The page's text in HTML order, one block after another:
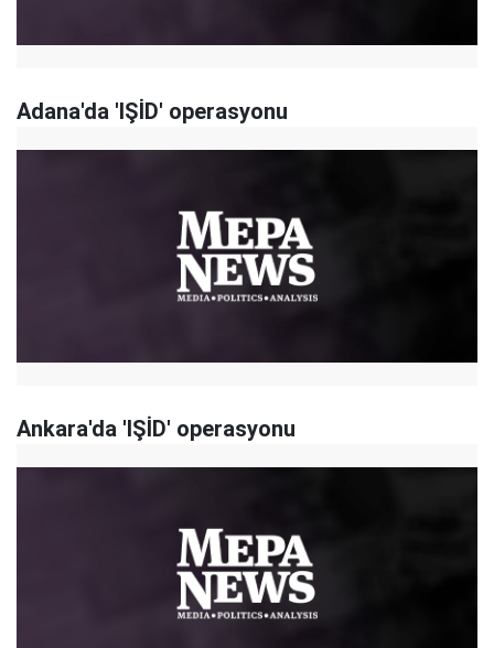
Adana'da 'IŞİD' operasyonu
Ankara'da 'IŞİD' operasyonu